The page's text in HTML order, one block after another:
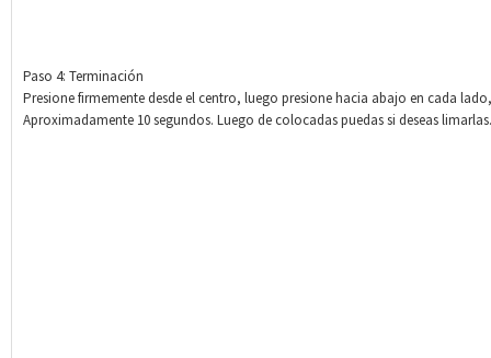
Paso 4: Terminación
Presione firmemente desde el centro, luego presione hacia abajo en cada
Aproximadamente 10 segundos. Luego de colocadas puedas si deseas limarlas.